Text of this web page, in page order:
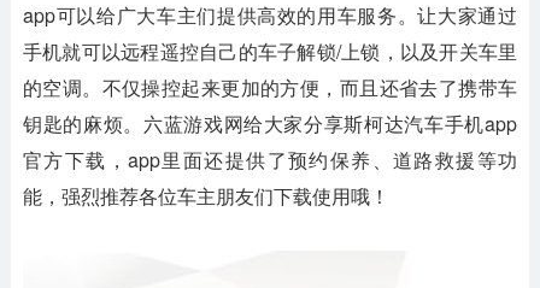
app可以给广大车主们提供高效的用车服务。让大家通过
手机就可以远程遥控自己的车子解锁/上锁，以及开关车里
的空调。不仅操控起来更加的方便，而且还省去了携带车
钥匙的麻烦。六蓝游戏网给大家分享斯柯达汽车手机app
官方下载，app里面还提供了预约保养、道路救援等功
能，强烈推荐各位车主朋友们下载使用哦！